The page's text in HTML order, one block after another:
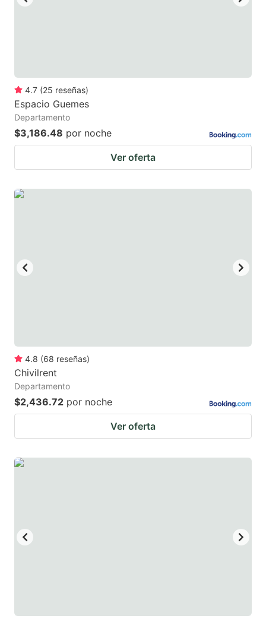
keyboard
shortcuts
for
changing
dates.
keyboard
dates.
4.7 (25 reseñas)
Espacio Guemes
Departamento
$3,186.48 por noche
Ver oferta
4.8 (68 reseñas)
Chivilrent
Departamento
$2,436.72 por noche
Ver oferta